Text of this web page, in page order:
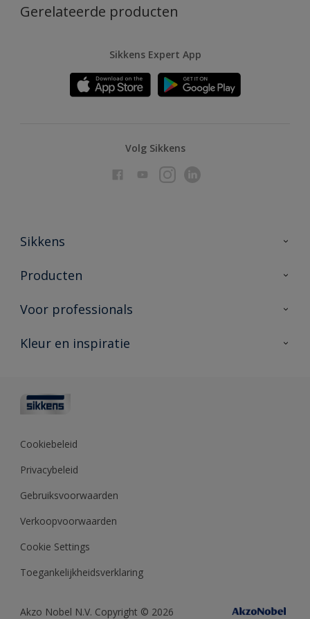
Gerelateerde producten
Sikkens Expert App
Volg Sikkens
Sikkens
Over Sikkens
Duurzaamheid
Producten
Producten voor binnen
Vind je verkooppunt
Voor professionals
Advies & service
Polyfilla Pro
Sikkens Center
Kleur en inspiratie
Kleurcollecties
Kennisbank
Cookiebeleid
Privacybeleid
Gebruiksvoorwaarden
Verkoopvoorwaarden
Cookie Settings
Toegankelijkheidsverklaring
Akzo Nobel N.V. Copyright © 2026